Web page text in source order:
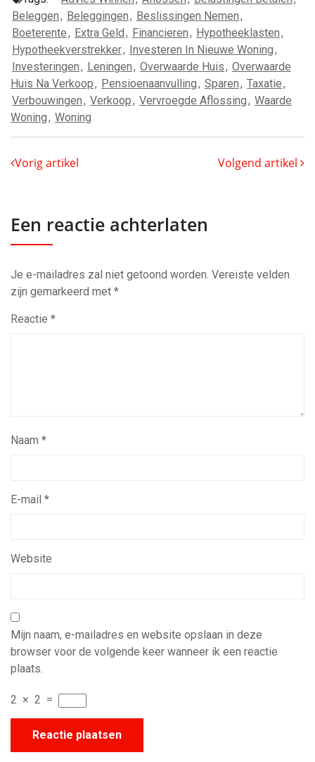
Beleggen, Beleggingen, Beslissingen Nemen,
Boeterente, Extra Geld, Financieren, Hypotheeklasten,
Hypotheekverstrekker, Investeren In Nieuwe Woning,
Investeringen, Leningen, Overwaarde Huis, Overwaarde
Huis Na Verkoop, Pensioenaanvulling, Sparen, Taxatie,
Verbouwingen, Verkoop, Vervroegde Aflossing, Waarde
Woning, Woning
Vorig artikel Volgend artikel
Een reactie achterlaten
Je e-mailadres zal niet getoond worden. Vereiste velden
zijn gemarkeerd met *
Reactie *
Naam *
E-mail *
Website
Mijn naam, e-mailadres en website opslaan in deze
browser voor de volgende keer wanneer ik een reactie
plaats.
2 × 2 =